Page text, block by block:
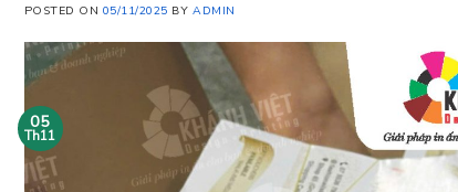
POSTED ON 05/11/2025 BYADMIN
05
Th11